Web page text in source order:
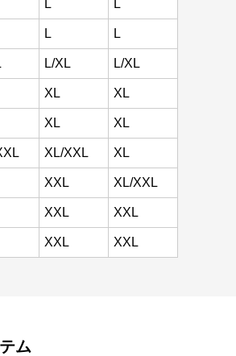
L L
L L
L/XL L/XL
XL XL
XL XL
XL/XXL XL
XXL XL/XXL
XXL XXL
XXL XXL
ム